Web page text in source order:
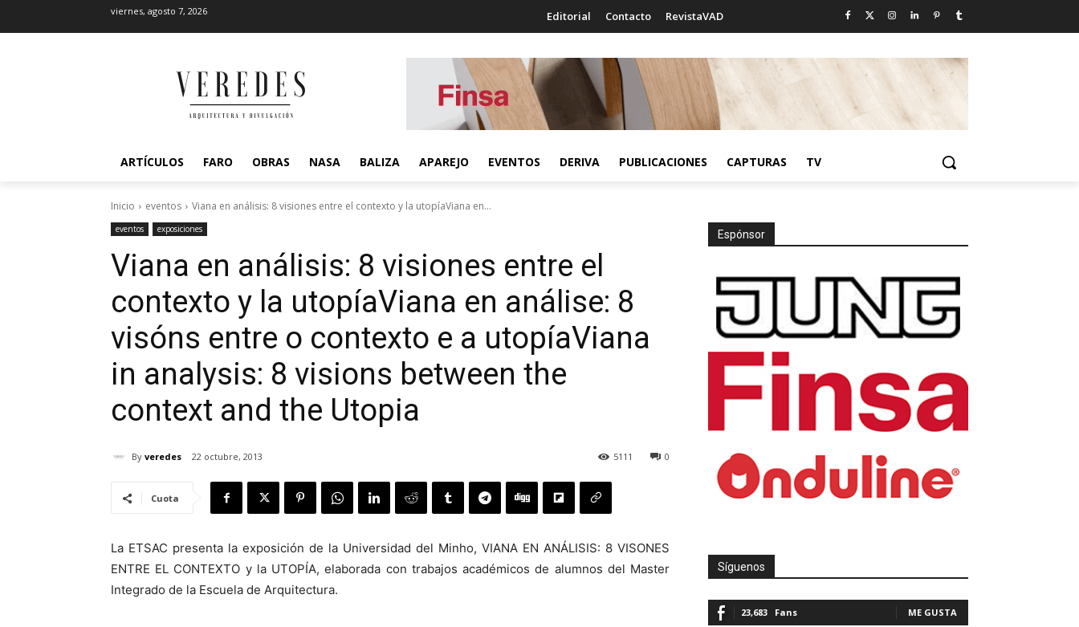
viernes, agosto 7, 2026 Editorial Contacto RevistaVAD
ARTÍCULOS FARO OBRAS NASA BALIZA APAREJO EVENTOS DERIVA PUBLICACIONES CAPTURAS TV
Inicio eventos Viana en análisis: 8 visiones entre el contexto y la utopíaViana en...
eventos exposiciones
Viana en análisis: 8 visiones entre el
contexto y la utopíaViana en análise: 8
visóns entre o contexto e a utopíaViana
in analysis: 8 visions between the
context and the Utopia
By veredes 22 octubre, 2013 0
5111
Cuota
La ETSAC presenta la exposición de la Universidad del Minho, VIANA EN ANÁLISIS: 8 VISONES
ENTRE EL CONTEXTO y la UTOPÍA, elaborada con trabajos académicos de alumnos del Master
Integrado de la Escuela de Arquitectura.
Espónsor
Síguenos
23,683 Fans ME GUSTA